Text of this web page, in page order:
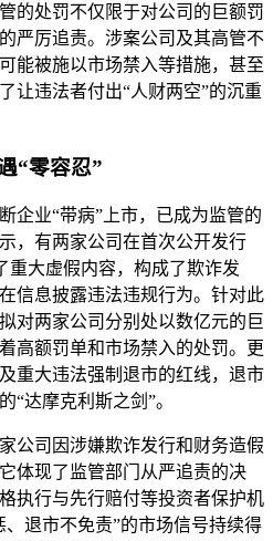
的处罚不仅限于对公司的巨额罚
严厉追责。涉案公司及其高管不
能被施以市场禁入等措施，甚至
让违法者付出“人财两空”的沉重
“零容忍”
企业“带病”上市，已成为监管的
，有两家公司在首次公开发行
重大虚假内容，构成了欺诈发
信息披露违法违规行为。针对此
对两家公司分别处以数亿元的巨
高额罚单和市场禁入的处罚。更
重大违法强制退市的红线，退市
“达摩克利斯之剑”。
公司因涉嫌欺诈发行和财务造假
体现了监管部门从严追责的决
执行与先行赔付等投资者保护机
退市不免责”的市场信号持续得